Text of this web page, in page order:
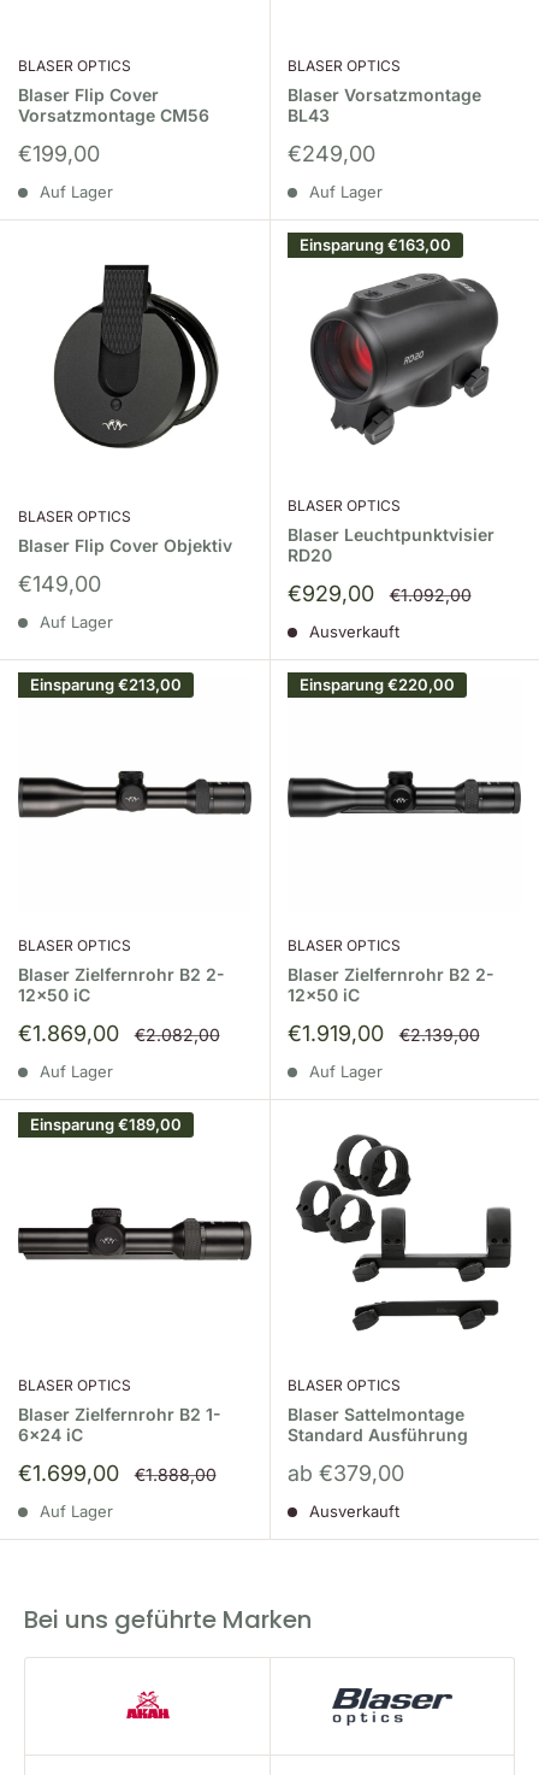
BLASER OPTICS
Blaser Flip Cover
Vorsatzmontage CM56
Sonderpreis
€199,00
Auf Lager
BLASER OPTICS
Blaser Vorsatzmontage
BL43
Sonderpreis
€249,00
Auf Lager
BLASER OPTICS
Blaser Flip Cover Objektiv
Sonderpreis
€149,00
Auf Lager
Einsparung€163,00
BLASER OPTICS
Blaser Leuchtpunktvisier
RD20
Sonderpreis
€929,00 Normalpreis
€1.092,00
Ausverkauft
Einsparung€213,00
BLASER OPTICS
Blaser Zielfernrohr B2 2-
12x50 iC
Sonderpreis
€1.869,00 Normalpreis
€2.082,00
Auf Lager
Einsparung€220,00
BLASER OPTICS
Blaser Zielfernrohr B2 2-
12x50 iC
Sonderpreis
€1.919,00 Normalpreis
€2.139,00
Auf Lager
Einsparung€189,00
BLASER OPTICS
Blaser Zielfernrohr B2 1-
6x24 iC
Sonderpreis
€1.699,00 Normalpreis
€1.888,00
Auf Lager
BLASER OPTICS
Blaser Sattelmontage
Standard Ausführung
Sonderpreis
ab €379,00
Ausverkauft
Bei uns geführte Marken